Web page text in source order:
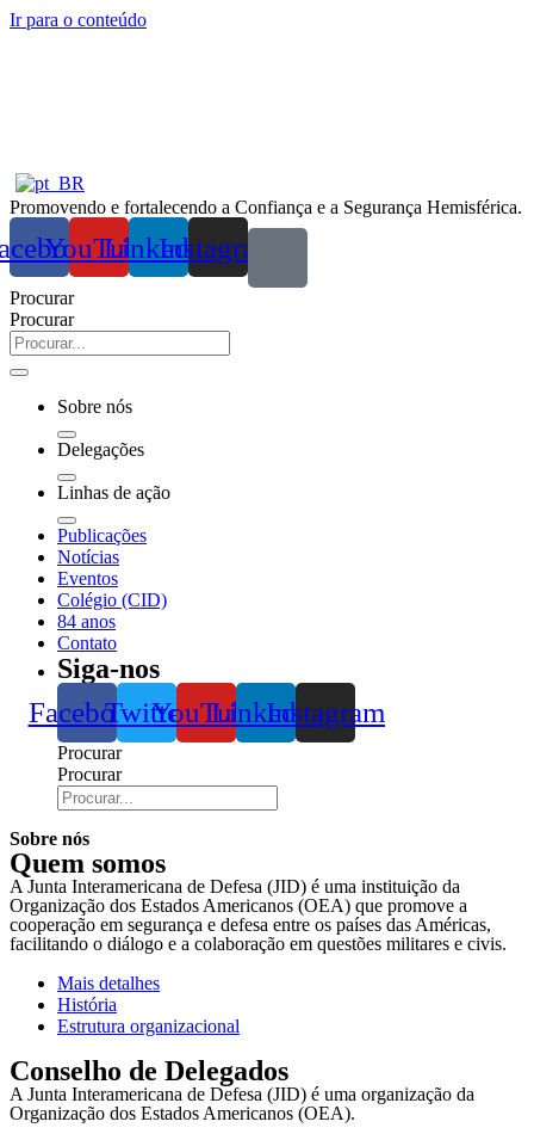
Ir para o conteúdo
Promovendo e fortalecendo a Confiança e a Segurança Hemisférica.
YouTubeLinkedin
Instagram
Procurar
Procurar
Sobre nós
Delegações
Linhas de ação
Publicações
Notícias
Eventos
Colégio (CID)
84 anos
Contato
Siga-nos
FacebookTwitterYouTubeLinkedinInstagram
Procurar
Procurar
Sobre nós
Quem somos
A Junta Interamericana de Defesa (JID) é uma instituição da
Organização dos Estados Americanos (OEA) que promove a
cooperação em segurança e defesa entre os países das Américas,
facilitando o diálogo e a colaboração em questões militares e civis.
Mais detalhes
História
Estrutura organizacional
Conselho de Delegados
A Junta Interamericana de Defesa (JID) é uma organização da
Organização dos Estados Americanos (OEA).